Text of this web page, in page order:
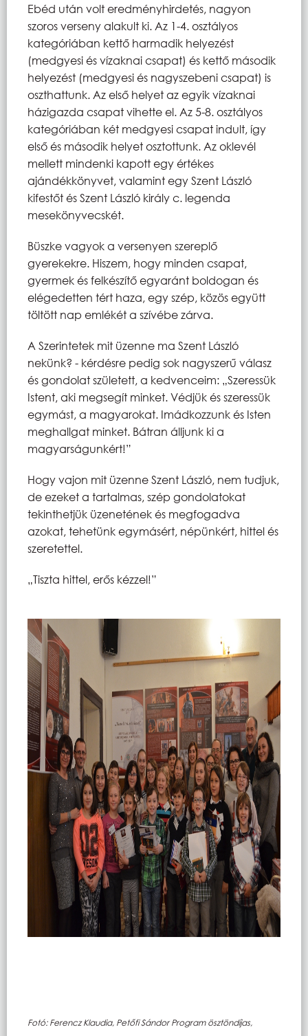
Ebéd után volt eredményhirdetés, nagyon
szoros verseny alakult ki. Az 1-4. osztályos
kategóriában kettő harmadik helyezést
(medgyesi és vízaknai csapat) és kettő második
helyezést (medgyesi és nagyszebeni csapat) is
oszthattunk. Az első helyet az egyik vízaknai
házigazda csapat vihette el. Az 5-8. osztályos
kategóriában két medgyesi csapat indult, így
első és második helyet osztottunk. Az oklevél
mellett mindenki kapott egy értékes
ajándékkönyvet, valamint egy Szent László
kifestőt és Szent László király c. legenda
mesekönyvecskét.
Büszke vagyok a versenyen szereplő
gyerekekre. Hiszem, hogy minden csapat,
gyermek és felkészítő egyaránt boldogan és
elégedetten tért haza, egy szép, közös együtt
töltött nap emlékét a szívébe zárva.
A Szerintetek mit üzenne ma Szent László
nekünk? - kérdésre pedig sok nagyszerű válasz
és gondolat született, a kedvenceim: „Szeressük
Istent, aki megsegít minket. Védjük és szeressük
egymást, a magyarokat. Imádkozzunk és Isten
meghallgat minket. Bátran álljunk ki a
magyarságunkért!”
Hogy vajon mit üzenne Szent László, nem tudjuk,
de ezeket a tartalmas, szép gondolatokat
tekinthetjük üzenetének és megfogadva
azokat, tehetünk egymásért, népünkért, hittel és
szeretettel.
„Tiszta hittel, erős kézzel!”
Fotó: Ferencz Klaudia, Petőfi Sándor Program ösztöndíjas,